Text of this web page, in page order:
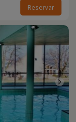
Reservar